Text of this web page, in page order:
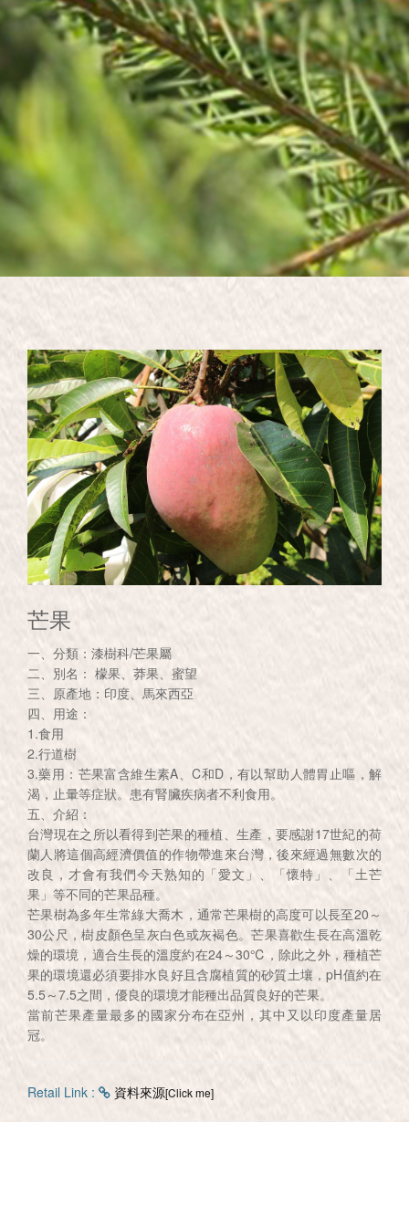
芒果
一、分類：漆樹科/芒果屬
二、別名： 檬果、莽果、蜜望
三、原產地：印度、馬來西亞
四、用途：
1.食用
2.行道樹
3.藥用：芒果富含維生素A、C和D，有以幫助人體胃止嘔，解
渴，止暈等症狀。患有腎臟疾病者不利食用。
五、介紹：
台灣現在之所以看得到芒果的種植、生產，要感謝17世紀的荷
蘭人將這個高經濟價值的作物帶進來台灣，後來經過無數次的
改良，才會有我們今天熟知的「愛文」、「懷特」、「土芒
果」等不同的芒果品種。
芒果樹為多年生常綠大喬木，通常芒果樹的高度可以長至20～
30公尺，樹皮顏色呈灰白色或灰褐色。芒果喜歡生長在高溫乾
燥的環境，適合生長的溫度約在24～30℃，除此之外，種植芒
果的環境還必須要排水良好且含腐植質的砂質土壤，pH值約在
5.5～7.5之間，優良的環境才能種出品質良好的芒果。
當前芒果產量最多的國家分布在亞州，其中又以印度產量居
冠。
Retail Link : 資料來源[Click me]